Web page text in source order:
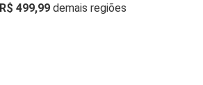
R$ 499,99 demais regiões